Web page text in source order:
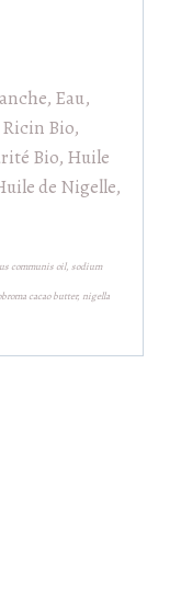
Eau,
Bio,
Bio, Huile
de Nigelle,
communis oil, sodium
cacao butter, nigella